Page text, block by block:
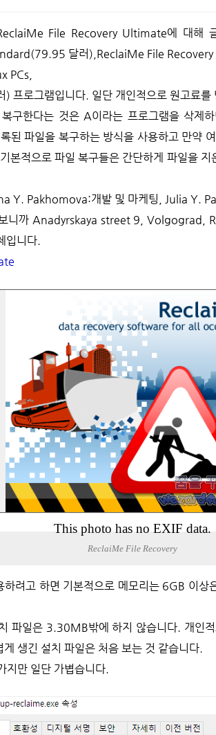
달러),ReclaiMe File
PCs,
로그램입니다. 일단 개인적으로 원고료를
구한다는 것은 A이라는 프로그램을 삭제
된 파일을 복구하는 방식을 사용하고 만약
본적으로 파일 복구들은 간단하게 파일을
Y. Pakhomova:개발 및 마케팅, Julia Y.
니까 Anadyrskaya street 9, Volgograd,
입니다.
This photo has no EXIF data.
ReclaiMe File Recovery
파일은 3.30MB밖에 하지 않습니다. 개인
생긴 설치 파일은 처음 보는 것 같습니다.
지만 일단 가볍습니다.